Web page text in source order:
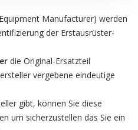
Manufacturer) werden
der Erstausrüster-
die Original-Ersatzteil
vergebene eindeutige
gibt, können Sie diese
um sicherzustellen das Sie ein